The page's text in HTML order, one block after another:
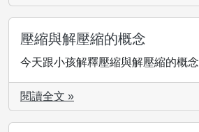
壓縮與解壓縮的概念
今天跟小孩解釋壓縮與解壓縮的概念
閱讀全文 »